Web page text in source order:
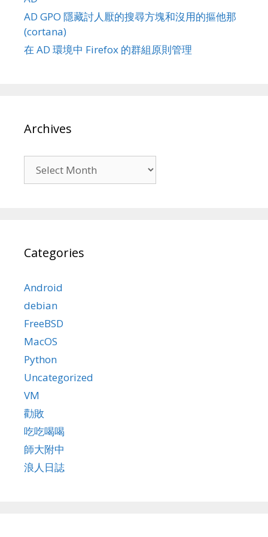
AD GPO 隱藏討人厭的搜尋方塊和沒用的摳他那
(cortana)
在 AD 環境中 Firefox 的群組原則管理
Archives
Categories
Android
debian
FreeBSD
MacOS
Python
Uncategorized
VM
勸敗
吃吃喝喝
師大附中
浪人日誌